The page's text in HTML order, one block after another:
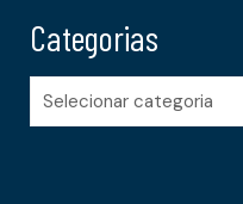
Categorias
Categorias